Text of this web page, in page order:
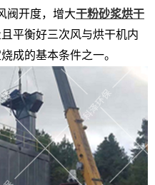
阀开度，增大干粉砂浆烘干
平衡好三次风与烘干机内
成的基本条件之一。